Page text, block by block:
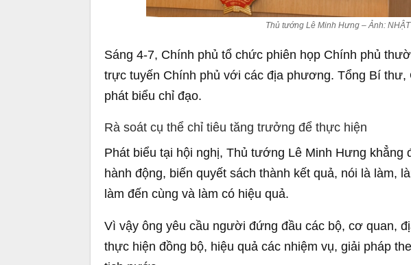
Thủ tướng Lê Minh Hưng – Ảnh:
Sáng 4-7, Chính phủ tổ chức phiên họp Chính phủ
trực tuyến Chính phủ với các địa phương. Tổng Bí
phát biểu chỉ đạo.
Rà soát cụ thể chỉ tiêu tăng trưởng để thực hiện
Phát biểu tại hội nghị, Thủ tướng Lê Minh Hưng khẳng
hành động, biến quyết sách thành kết quả, nói là làm,
làm đến cùng và làm có hiệu quả.
Vì vậy ông yêu cầu người đứng đầu các bộ, cơ quan,
thực hiện đồng bộ, hiệu quả các nhiệm vụ, giải pháp